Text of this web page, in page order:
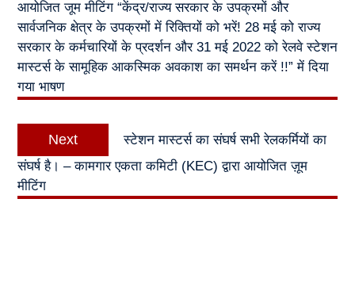
आयोजित जूम मीटिंग “केंद्र/राज्य सरकार के उपक्रमों और
सार्वजनिक क्षेत्र के उपक्रमों में रिक्तियों को भरें! 28 मई को राज्य
सरकार के कर्मचारियों के प्रदर्शन और 31 मई 2022 को रेलवे स्टेशन
मास्टर्स के सामूहिक आकस्मिक अवकाश का समर्थन करें !!” में दिया
गया भाषण
Next
Next
post:
स्टेशन मास्टर्स का संघर्ष सभी रेलकर्मियों का
संघर्ष है। – कामगार एकता कमिटी (KEC) द्वारा आयोजित ज़ूम
मीटिंग